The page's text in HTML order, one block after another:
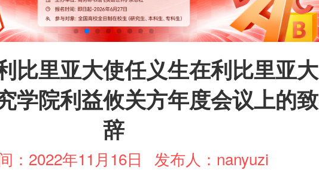
比里亚大使任义生在利比里亚大
学院利益攸关方年度会议上的致
辞
：2022年11月16日 发布人：nanyuzi